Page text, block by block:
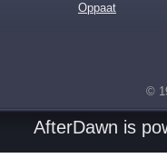
Oppaat
©
AfterDawn is